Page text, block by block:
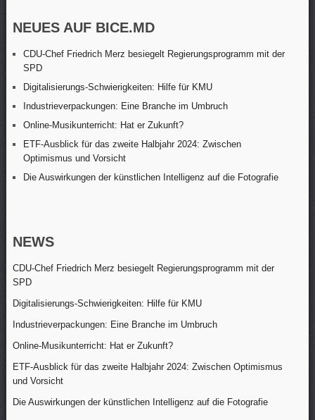
NEUES AUF BICE.MD
CDU-Chef Friedrich Merz besiegelt Regierungsprogramm mit der
SPD
Digitalisierungs-Schwierigkeiten: Hilfe für KMU
Industrieverpackungen: Eine Branche im Umbruch
Online-Musikunterricht: Hat er Zukunft?
ETF-Ausblick für das zweite Halbjahr 2024: Zwischen
Optimismus und Vorsicht
Die Auswirkungen der künstlichen Intelligenz auf die Fotografie
NEWS
CDU-Chef Friedrich Merz besiegelt Regierungsprogramm mit der
SPD
Digitalisierungs-Schwierigkeiten: Hilfe für KMU
Industrieverpackungen: Eine Branche im Umbruch
Online-Musikunterricht: Hat er Zukunft?
ETF-Ausblick für das zweite Halbjahr 2024: Zwischen Optimismus
und Vorsicht
Die Auswirkungen der künstlichen Intelligenz auf die Fotografie